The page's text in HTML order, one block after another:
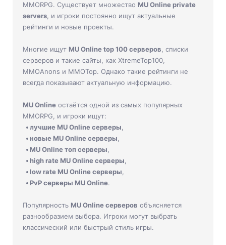
RF Online
Jade Dynasty
Other games
Perfect World
Jade Dynasty
Other games
MMORPG. Существует множество MU Online private
servers , и игроки постоянно ищут актуальные
рейтинги и новые проекты.
Многие ищут MU Online top 100 серверов , списки
серверов и такие сайты, как XtremeTop100,
MMOAnons и MMOTop. Однако такие рейтинги не
всегда показывают актуальную информацию.
MU Online остаётся одной из самых популярных
MMORPG, и игроки ищут:
лучшие MU Online серверы
новые MU Online серверы
MU Online топ серверы
high rate MU Online серверы
low rate MU Online серверы
PvP серверы MU Online.
Популярность MU Online серверов объясняется
разнообразием выбора. Игроки могут выбрать
классический или быстрый стиль игры.